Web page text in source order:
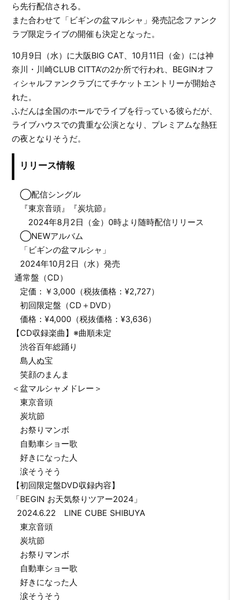
ら先行配信される。
また合わせて「ビギンの盆マルシャ」発売記念ファンク
ラブ限定ライブの開催も決定となった。
10月9日（水）に大阪BIG CAT、10月11日（金）には神
奈川・川崎CLUB CITTA’の2か所で行われ、BEGINオフ
ィシャルファンクラブにてチケットエントリーが開始さ
れた。
ふだんは全国のホールでライブを行っている彼らだが、
ライブハウスでの貴重な公演となり、プレミアムな熱狂
の夜となりそうだ。
リリース情報
◯配信シングル
『東京音頭』『炭坑節』
2024年8月2日（金）0時より随時配信リリース
◯NEWアルバム
「ビギンの盆マルシャ」
2024年10月2日（水）発売
通常盤（CD）
定価：￥3,000（税抜価格：¥2,727）
初回限定盤（CD＋DVD）
価格：¥4,000（税抜価格：¥3,636）
【CD収録楽曲】※曲順未定
渋谷百年総踊り
島人ぬ宝
笑顔のまんま
＜盆マルシャメドレー＞
東京音頭
炭坑節
お祭りマンボ
自動車ショー歌
好きになった人
涙そうそう
【初回限定盤DVD収録内容】
「BEGIN お天気祭りツアー2024」
2024.6.22 LINE CUBE SHIBUYA
東京音頭
炭坑節
お祭りマンボ
自動車ショー歌
好きになった人
涙そうそう